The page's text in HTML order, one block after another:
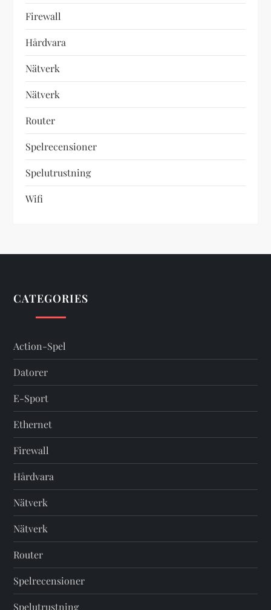
Firewall
Hårdvara
Nätverk
Nätverk
Router
Spelrecensioner
Spelutrustning
Wifi
CATEGORIES
Action-Spel
Datorer
E-Sport
Ethernet
Firewall
Hårdvara
Nätverk
Nätverk
Router
Spelrecensioner
Spelutrustning